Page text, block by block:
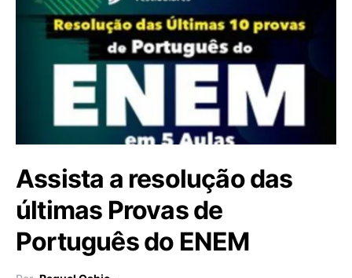
Assista a resolução das
últimas Provas de
Português do ENEM